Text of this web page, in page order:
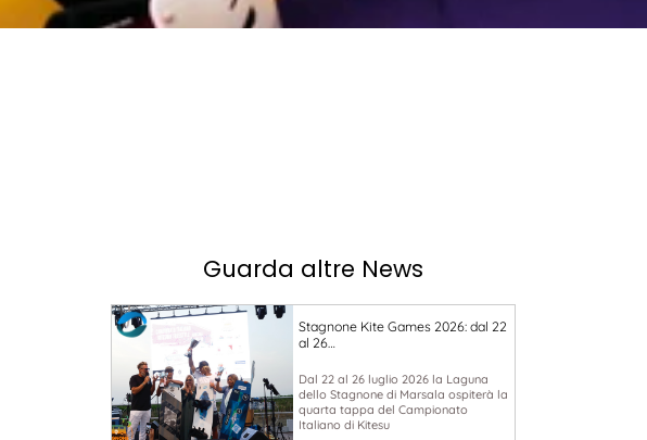
Guarda altre News
Stagnone Kite Games 2026: dal 22
al 26…
Dal 22 al 26 luglio 2026 la Laguna
dello Stagnone di Marsala ospiterà la
quarta tappa del Campionato
Italiano di Kitesu